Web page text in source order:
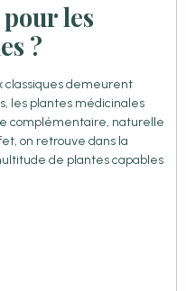
les
?
classiques demeurent
les plantes médicinales
complémentaire, naturelle
on retrouve dans la
de plantes capables